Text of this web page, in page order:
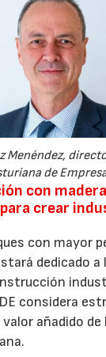
Menéndez,
de
con
crear
con mayor
dedicado a
considera
añadido de